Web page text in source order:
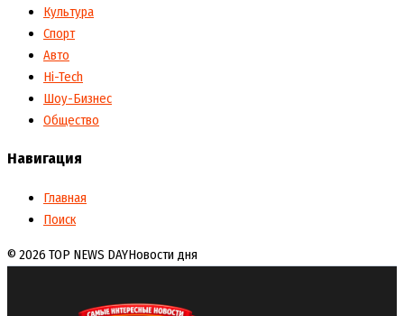
Культура
Спорт
Авто
Hi-Tech
Шоу-Бизнес
Общество
Навигация
Главная
Поиск
© 2026 TOP NEWS DAYНовости дня